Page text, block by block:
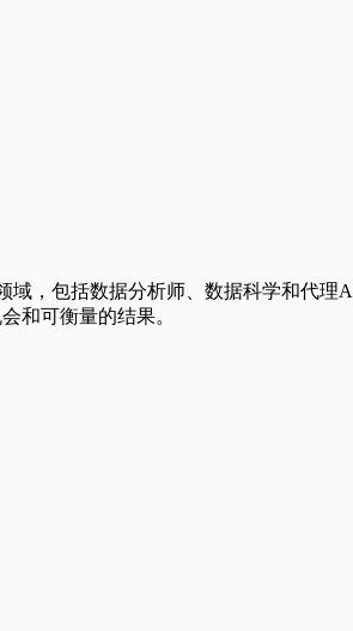
，包括数据分析师、数据科学和代
和可衡量的结果。